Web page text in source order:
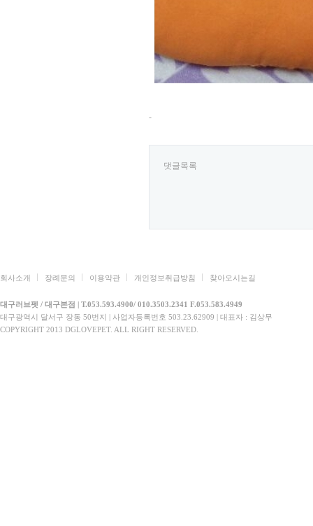
-
댓글목록
회사소개 장례문의 이용약관 개인정보취급방침 찾아오시는길
대구러브펫 / 대구본점 | T.053.593.4900/ 010.3503.2341 F.053.583.4949
대구광역시 달서구 장동 50번지 | 사업자등록번호 503.23.62909 | 대표자 : 김상무
COPYRIGHT 2013 DGLOVEPET. ALL RIGHT RESERVED.